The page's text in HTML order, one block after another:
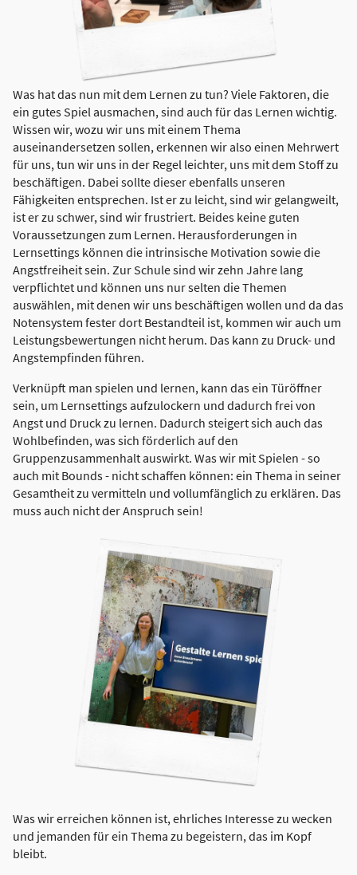
Was hat das nun mit dem Lernen zu tun? Viele Faktoren, die
ein gutes Spiel ausmachen, sind auch für das Lernen wichtig.
Wissen wir, wozu wir uns mit einem Thema
auseinandersetzen sollen, erkennen wir also einen Mehrwert
für uns, tun wir uns in der Regel leichter, uns mit dem Stoff zu
beschäftigen. Dabei sollte dieser ebenfalls unseren
Fähigkeiten entsprechen. Ist er zu leicht, sind wir gelangweilt,
ist er zu schwer, sind wir frustriert. Beides keine guten
Voraussetzungen zum Lernen. Herausforderungen in
Lernsettings können die intrinsische Motivation sowie die
Angstfreiheit sein. Zur Schule sind wir zehn Jahre lang
verpflichtet und können uns nur selten die Themen
auswählen, mit denen wir uns beschäftigen wollen und da das
Notensystem fester dort Bestandteil ist, kommen wir auch um
Leistungsbewertungen nicht herum. Das kann zu Druck- und
Angstempfinden führen.
Verknüpft man spielen und lernen, kann das ein Türöffner
sein, um Lernsettings aufzulockern und dadurch frei von
Angst und Druck zu lernen. Dadurch steigert sich auch das
Wohlbefinden, was sich förderlich auf den
Gruppenzusammenhalt auswirkt. Was wir mit Spielen - so
auch mit Bounds - nicht schaffen können: ein Thema in seiner
Gesamtheit zu vermitteln und vollumfänglich zu erklären. Das
muss auch nicht der Anspruch sein!
Was wir erreichen können ist, ehrliches Interesse zu wecken
und jemanden für ein Thema zu begeistern, das im Kopf
bleibt.